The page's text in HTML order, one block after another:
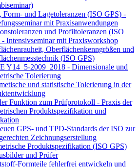
Form- und Lagetoleranzen (ISO GPS) -
mit Praxisanwendungen
und Profiltoleranzen (ISO
- Intensivseminar mit Praxisworkshop
Oberflächenkenngrößen und
(ISO GPS)
Y14_5-2009_2018 - Dimensionale und
Tolerierung
und statistische Tolerierung in der
Funktion zum Prüfprotokoll - Praxis der
Produktspezifikation und
GPS- und TPD-Standards der ISO zur
Zeichnungserstellung
Produktspezifikation (ISO GPS)
und Prüfer
Formteile fehlerfrei entwickeln und